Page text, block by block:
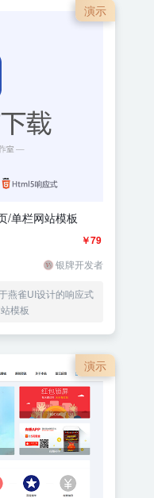
演示
/单栏网站模板
￥79
银牌开发者
燕雀UI设计的响应式
模板
演示